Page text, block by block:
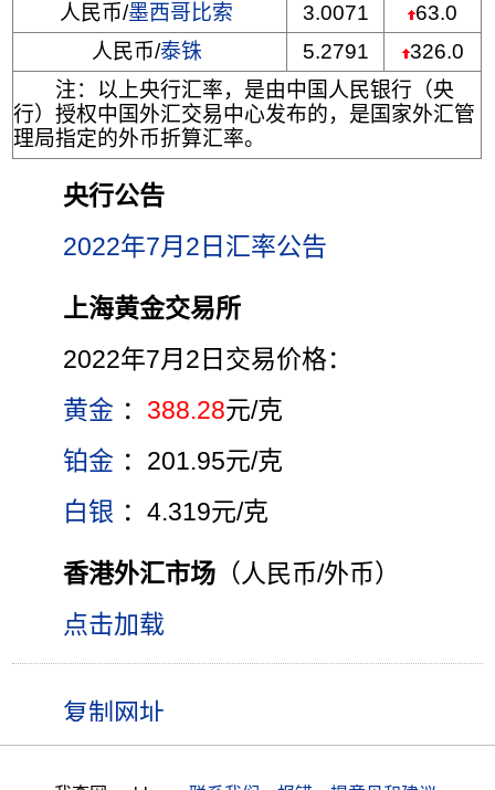
人民币/墨西哥比索 3.0071
63.0
人民币/泰铢 5.2791
326.0
注：以上央行汇率，是由中国人民银行（央
行）授权中国外汇交易中心发布的，是国家外汇管
理局指定的外币折算汇率。
央行公告
2022年7月2日汇率公告
上海黄金交易所
2022年7月2日交易价格：
黄金 ： 388.28元/克
铂金 ：201.95元/克
白银 ：4.319元/克
香港外汇市场 （人民币/外币）
点击加载